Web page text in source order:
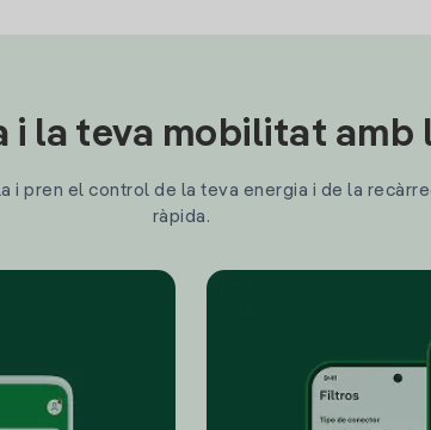
i la teva mobilitat
pren el control de la teva energia i de la
ràpida.